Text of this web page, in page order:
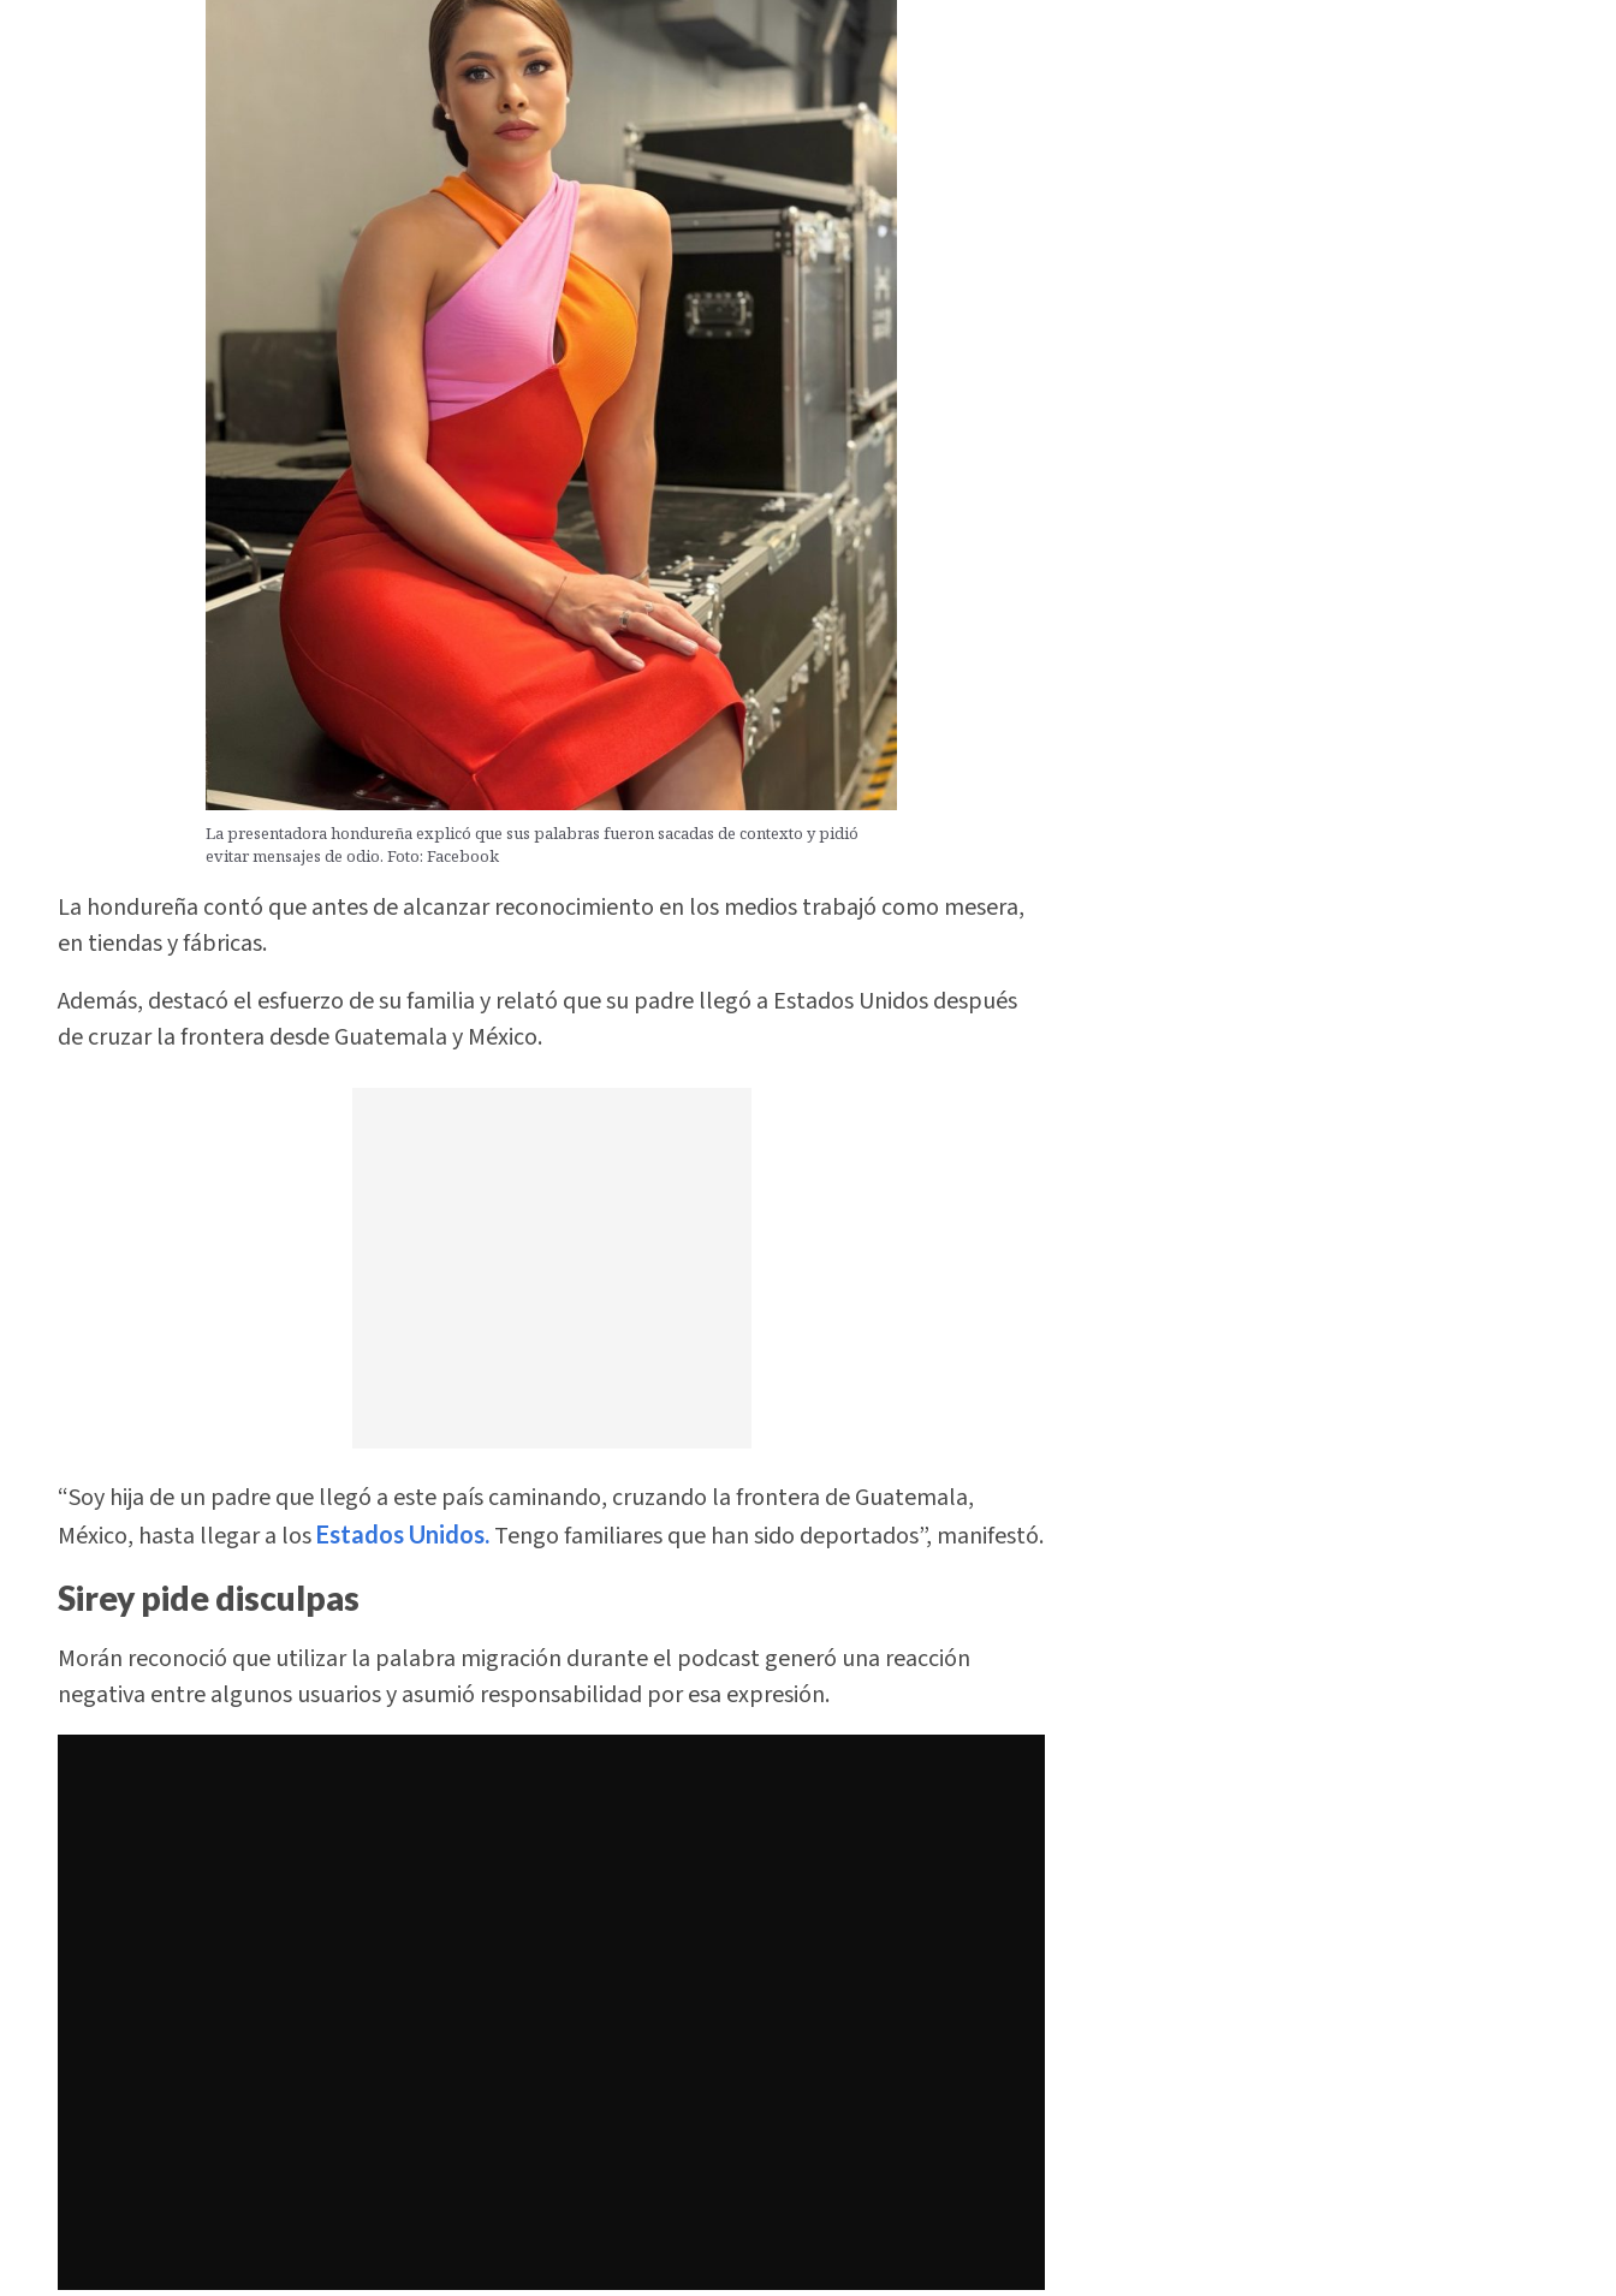
La presentadora hondureña explicó que sus palabras fueron sacadas de contexto y pidió
evitar mensajes de odio. Foto: Facebook
La hondureña contó que antes de alcanzar reconocimiento en los medios trabajó como mesera,
en tiendas y fábricas.
Además, destacó el esfuerzo de su familia y relató que su padre llegó a Estados Unidos después
de cruzar la frontera desde Guatemala y México.
“Soy hija de un padre que llegó a este país caminando, cruzando la frontera de Guatemala,
México, hasta llegar a los Estados Unidos. Tengo familiares que han sido deportados”, manifestó.
Sirey pide disculpas
Morán reconoció que utilizar la palabra migración durante el podcast generó una reacción
negativa entre algunos usuarios y asumió responsabilidad por esa expresión.